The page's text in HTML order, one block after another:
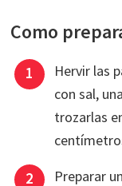
Como
Hervir las
con sal,
trozarlas
Preparar